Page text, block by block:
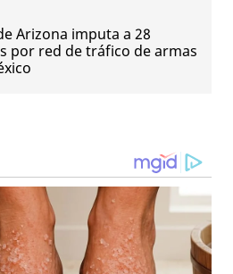
Arizona imputa a 28
por red de tráfico de armas